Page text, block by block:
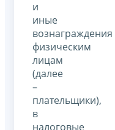
и
иные
вознаграждения
физическим
лицам
(далее
–
плательщики),
в
налоговые